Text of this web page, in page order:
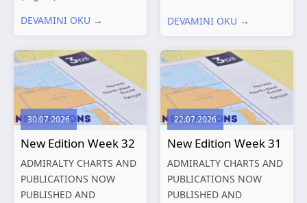
Structures – Consolidated
Shipping and the
Environment – A Guide to
Environmental
Compliance...
DEVAMINI OKU →
PUBLICATIONS New
Charts published 13
August 2026 Chart
Title, limits
and other remarks
319
International chart
DEVAMINI OKU →
30.07.2026
New Edition Week 32
ADMIRALTY CHARTS AND
PUBLICATIONS NOW
PUBLISHED AND
22.07.2026
New Edition Week 31
ADMIRALTY CHARTS AND
PUBLICATIONS NOW
PUBLISHED AND